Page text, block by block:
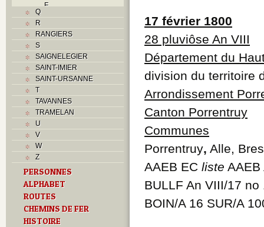
F
H
Guerres
Occupations
militaires
I
Monuments historiques
Musées
N
O
P
Q
R
RANGIERS
S
SAIGNELEGIER
SAINT-IMIER
SAINT-URSANNE
T
TAVANNES
TRAMELAN
U
V
W
Z
PERSONNES
ALPHABET
ROUTES
CHEMINS DE FER
HISTOIRE
17 février 1800
28 pluviôse An VIII
Département du
division du territoire
Arrondissement
Canton Porrentruy
Communes
Porrentruy, Alle,
AAEB EC liste AAEB
BULLF An VIII/17 no
BOIN/A 16 SUR/A